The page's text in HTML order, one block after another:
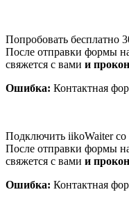
Попробовать бесплатно
После отправки формы
свяжется с вами и
Ошибка: Контактная
Подключить iikoWaiter со
После отправки формы
свяжется с вами и
Ошибка: Контактная